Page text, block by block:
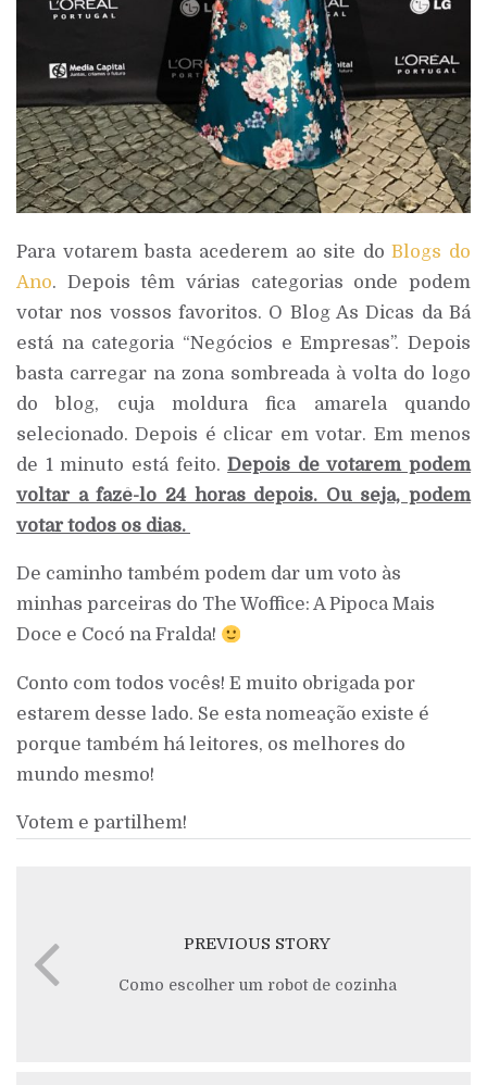
Para votarem basta acederem ao site doBlogs do
Ano. Depois têm várias categorias onde podem
votar nos vossos favoritos. O Blog As Dicas da Bá
está na categoria “Negócios e Empresas”. Depois
basta carregar na zona sombreada à volta do logo
do blog, cuja moldura fica amarela quando
selecionado. Depois é clicar em votar. Em menos
de 1 minuto está feito.Depois de votarem podem
voltar a fazê-lo 24 horas depois. Ou seja, podem
votar todos os dias.
De caminho também podem dar um voto às
minhas parceiras do The Woffice: A Pipoca Mais
Doce e Cocó na Fralda!
Conto com todos vocês! E muito obrigada por
estarem desse lado. Se esta nomeação existe é
porque também há leitores, os melhores do
mundo mesmo!
Votem e partilhem!
PREVIOUS STORY
Como escolher um robot de cozinha